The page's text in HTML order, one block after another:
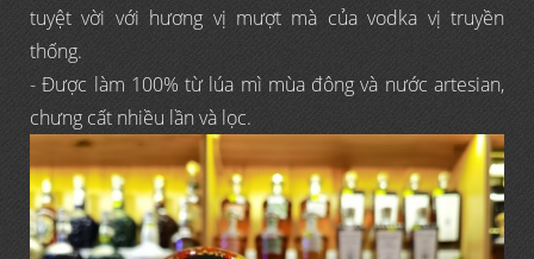
tuyệt vời với hương vị mượt mà của vodka vị truyền
thống.
- Được làm 100% từ lúa mì mùa đông và nước artesian,
chưng cất nhiều lần và lọc.